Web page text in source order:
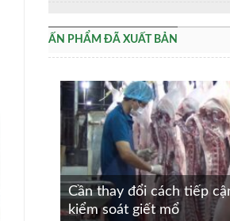
ẤN PHẨM ĐÃ XUẤT BẢN
Cần thay đổi cách tiếp
kiểm soát giết mổ